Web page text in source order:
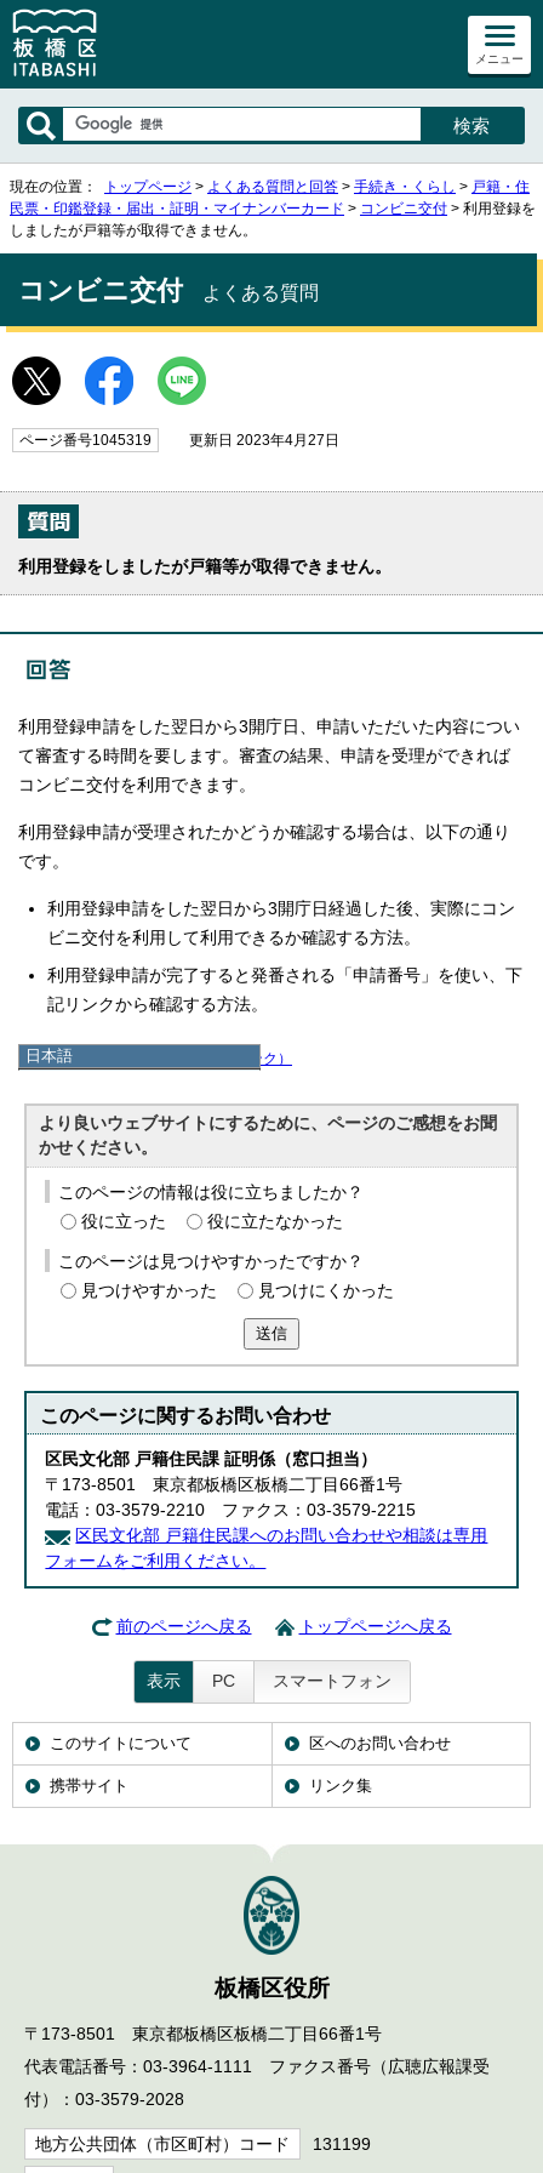
メニュー
日本語
English
한국어
简体中文
繁體中文
現在の位置： トップページ > よくある質問と回答 > 手続き・くらし > 戸籍・住
民票・印鑑登録・届出・証明・マイナンバーカード > コンビニ交付 > 利用登録を
しましたが戸籍等が取得できません。
コンビニ交付よくある質問
ページ番号1045319 更新日 2023年4月27日
利用登録をしましたが戸籍等が取得できません。
利用登録申請をした翌日から3開庁日、申請いただいた内容につい
て審査する時間を要します。審査の結果、申請を受理ができれば
コンビニ交付を利用できます。
利用登録申請が受理されたかどうか確認する場合は、以下の通り
です。
利用登録申請をした翌日から3開庁日経過した後、実際にコン
ビニ交付を利用して利用できるか確認する方法。
利用登録申請が完了すると発番される「申請番号」を使い、下
記リンクから確認する方法。
利用登録状況確認 （外部リンク）
より良いウェブサイトにするために、ページのご感想をお聞
かせください。
このページの情報は役に立ちましたか？
役に立った
役に立たなかった
このページは見つけやすかったですか？
見つけやすかった
見つけにくかった
送信
このページに関するお問い合わせ
区民文化部 戸籍住民課 証明係（窓口担当）
〒173-8501 東京都板橋区板橋二丁目66番1号
電話：03-3579-2210 ファクス：03-3579-2215
区民文化部 戸籍住民課へのお問い合わせや相談は専用
フォームをご利用ください。
前のページへ戻る トップページへ戻る
表示 PC スマートフォン
このサイトについて 区へのお問い合わせ
携帯サイト リンク集
板橋区役所
〒173-8501 東京都板橋区板橋二丁目66番1号
代表電話番号：03-3964-1111 ファクス番号（広聴広報課受
付）：03-3579-2028
地方公共団体（市区町村）コード 131199